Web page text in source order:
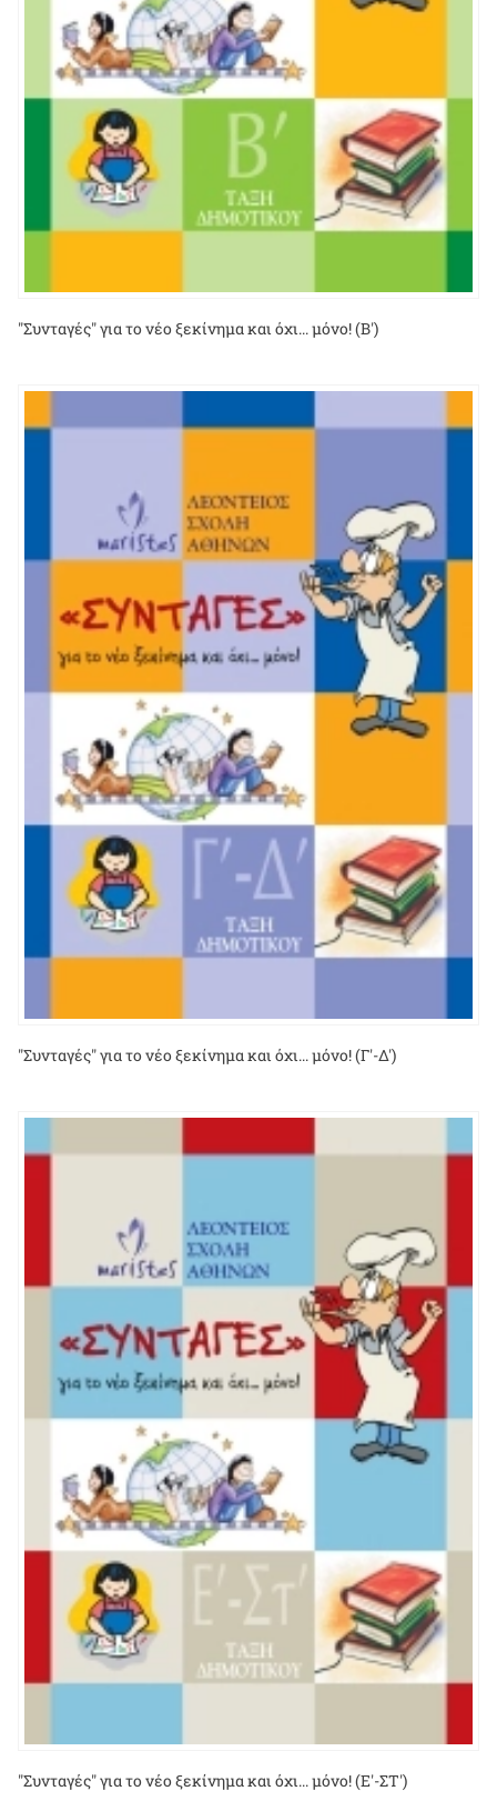
"Συνταγές" για το νέο ξεκίνημα και όχι... μόνο! (Β')
"Συνταγές" για το νέο ξεκίνημα και όχι... μόνο! (Γ'-Δ')
"Συνταγές" για το νέο ξεκίνημα και όχι... μόνο! (Ε'-ΣΤ')